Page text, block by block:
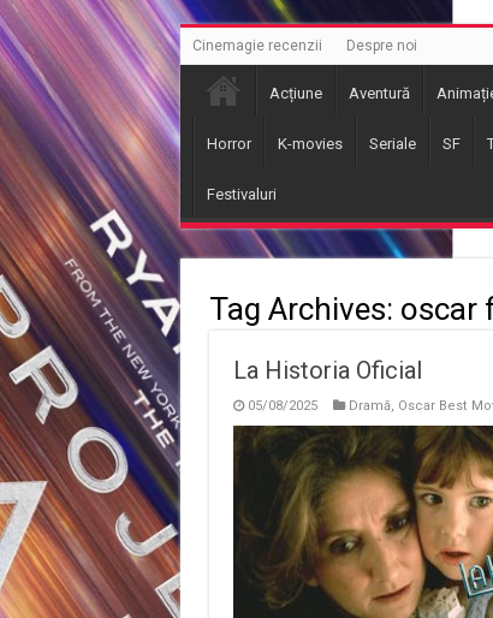
Cinemagie recenzii Despre noi
Acțiune Aventură
Horror K-movies Seriale SF
Festivaluri
Tag Archives: oscar
La Historia Oficial
05/08/2025 Dramă, Oscar Best